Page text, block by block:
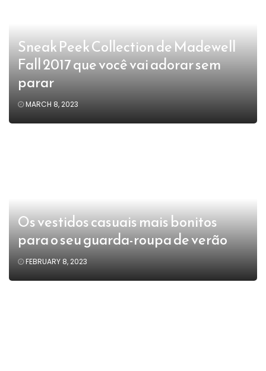
Sneak Peek Collection de Madewell
Fall 2017 que você vai adorar sem
parar
MARCH 8, 2023
Os vestidos casuais mais bonitos
para o seu guarda-roupa de verão
FEBRUARY 8, 2023